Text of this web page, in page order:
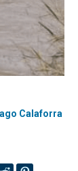
Calaforra